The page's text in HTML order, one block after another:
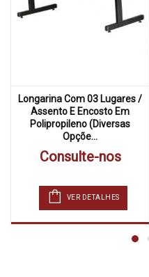
Longarina Com 03 Lugares /
Assento E Encosto Em
Polipropileno (Diversas
Opçõe...
Consulte-nos
VER DETALHES